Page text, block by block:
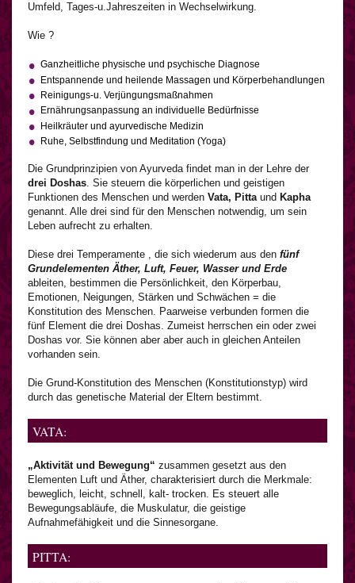
Umfeld, Tages-u.Jahreszeiten in Wechselwirkung.
Wie ?
Ganzheitliche physische und psychische Diagnose
Entspannende und heilende Massagen und Körperbehandlungen
Reinigungs-u. Verjüngungsmaßnahmen
Ernährungsanpassung an individuelle Bedürfnisse
Heilkräuter und ayurvedische Medizin
Ruhe, Selbstfindung und Meditation (Yoga)
Die Grundprinzipien von Ayurveda findet man in der Lehre der
drei Doshas. Sie steuern die körperlichen und geistigen
Funktionen des Menschen und werden Vata, Pittaund Kapha
genannt. Alle drei sind für den Menschen notwendig, um sein
Leben aufrecht zu erhalten.
Diese drei Temperamente , die sich wiederum aus den fünf
Grundelementen Äther, Luft, Feuer, Wasser und Erde
ableiten, bestimmen die Persönlichkeit, den Körperbau,
Emotionen, Neigungen, Stärken und Schwächen = die
Konstitution des Menschen. Paarweise verbunden formen die
fünf Element die drei Doshas. Zumeist herrschen ein oder zwei
Doshas vor. Sie können aber aber auch in gleichen Anteilen
vorhanden sein.
Die Grund-Konstitution des Menschen (Konstitutionstyp) wird
durch das genetische Material der Eltern bestimmt.
VATA:
„Aktivität und Bewegung“ zusammen gesetzt aus den
Elementen Luft und Äther, charakterisiert durch die Merkmale:
beweglich, leicht, schnell, kalt- trocken. Es steuert alle
Bewegungsabläufe, die Muskulatur, die geistige
Aufnahmefähigkeit und die Sinnesorgane.
PITTA: